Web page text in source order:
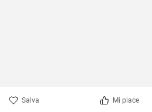
Salva Mi piace